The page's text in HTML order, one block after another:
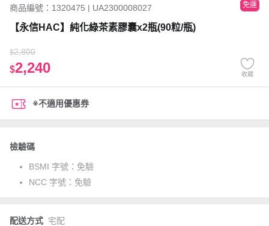
商品編號：1320475 | UA2300008027 免運
【永信HAC】純化綠茶素膠囊x2瓶(90粒/瓶)
$2,800
$2,240 收藏
※不適用優惠券
檢驗碼
BSMI 字號： 免驗
NCC 字號： 免驗
配送方式 宅配